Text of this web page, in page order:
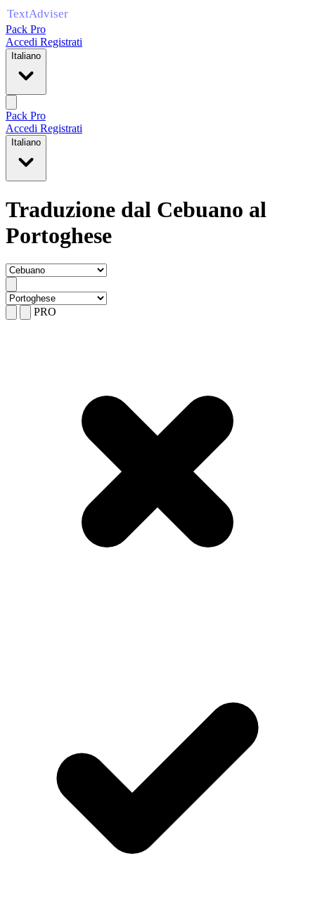
Pack Pro
Accedi Registrati
Italiano
Pack Pro
Accedi Registrati
Italiano
Traduzione dal Cebuano al
Portoghese
PRO